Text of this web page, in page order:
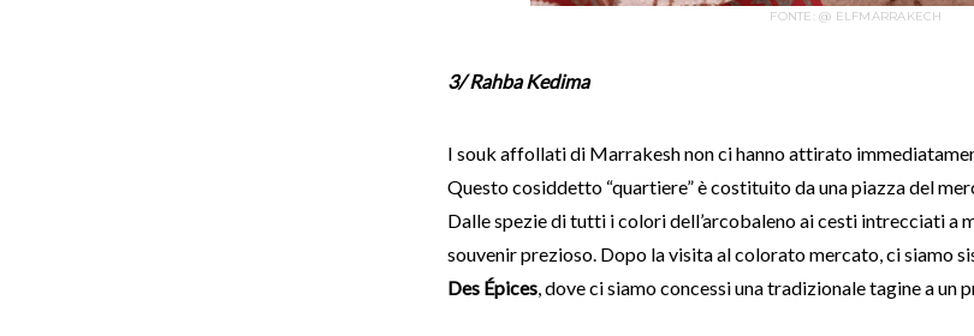
FONTE: @ ELFMARRAKECH
3/ Rahba Kedima
I souk affollati di Marrakesh non ci hanno attirato
Questo cosiddetto “quartiere” è costituito da una piazza del
Dalle spezie di tutti i colori dell’arcobaleno ai cesti intrecciati a
souvenir prezioso. Dopo la visita al colorato mercato, ci siamo
Des Épices , dove ci siamo concessi una tradizionale tagine a un